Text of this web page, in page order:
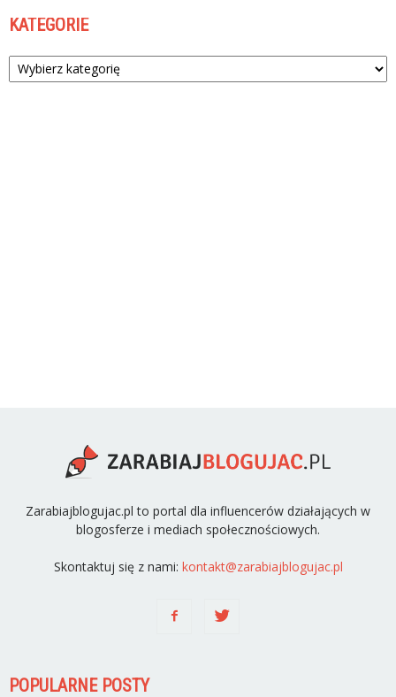
KATEGORIE
Kategorie
Zarabiajblogujac.pl to portal dla influencerów działających w
blogosferze i mediach społecznościowych.
Skontaktuj się z nami: kontakt@zarabiajblogujac.pl
POPULARNE POSTY